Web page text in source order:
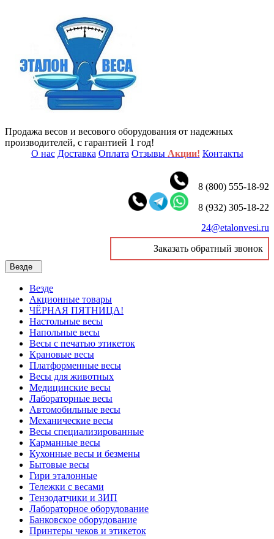
Продажа весов и весового оборудования от надежных
производителей, с гарантией 1 год!
О нас Доставка Оплата Отзывы Акции! Контакты
8 (800) 555-18-92
8 (932) 305-18-22
24@etalonvesi.ru
Заказать обратный звонок
Везде
Везде
Акционные товары
ЧЁРНАЯ ПЯТНИЦА!
Настольные весы
Напольные весы
Весы с печатью этикеток
Крановые весы
Платформенные весы
Весы для животных
Медицинские весы
Лабораторные весы
Автомобильные весы
Механические весы
Весы специализированные
Карманные весы
Кухонные весы и безмены
Бытовые весы
Гири эталонные
Тележки с весами
Тензодатчики и ЗИП
Лабораторное оборудование
Банковское оборудование
Принтеры чеков и этикеток